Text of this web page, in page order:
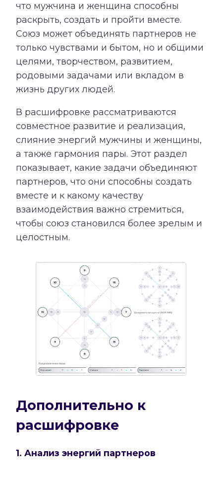
что мужчина и женщина способны
раскрыть, создать и пройти вместе.
Союз может объединять партнеров не
только чувствами и бытом, но и общими
целями, творчеством, развитием,
родовыми задачами или вкладом в
жизнь других людей.
В расшифровке рассматриваются
совместное развитие и реализация,
слияние энергий мужчины и женщины,
а также гармония пары. Этот раздел
показывает, какие задачи объединяют
партнеров, что они способны создать
вместе и к какому качеству
взаимодействия важно стремиться,
чтобы союз становился более зрелым и
целостным.
Дополнительно к
расшифровке
1. Анализ энергий партнеров